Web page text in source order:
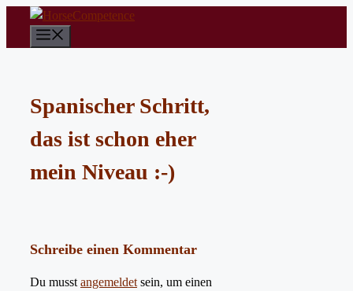
springen
Spanischer Schritt,
das ist schon eher
mein Niveau :-)
Schreibe einen Kommentar
Du musst angemeldet sein, um einen